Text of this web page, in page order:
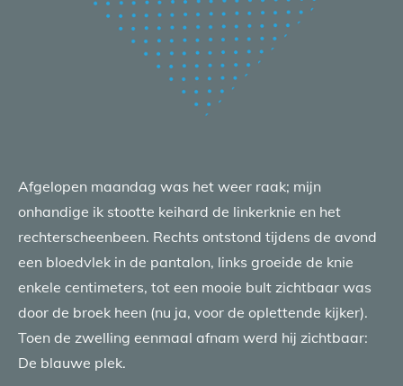
Afgelopen maandag was het weer raak; mijn
onhandige ik stootte keihard de linkerknie en het
rechterscheenbeen. Rechts ontstond tijdens de avond
een bloedvlek in de pantalon, links groeide de knie
enkele centimeters, tot een mooie bult zichtbaar was
door de broek heen (nu ja, voor de oplettende kijker).
Toen de zwelling eenmaal afnam werd hij zichtbaar:
De blauwe plek.